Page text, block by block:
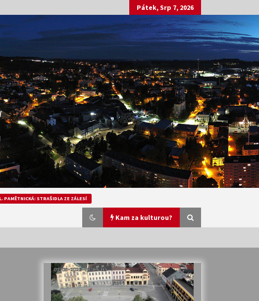
Pátek, Srp 7, 2026
PAMĚTNICKÁ: STRAŠIDLA ZE ZÁLESÍ
Kam za kulturou?
Veselí muzikanti
30. 7. 2026